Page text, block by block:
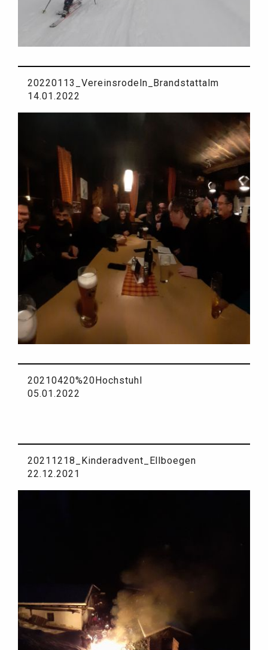
20220113_Vereinsrodeln_Brandstattalm
14.01.2022
20210420%20Hochstuhl
05.01.2022
20211218_Kinderadvent_Ellboegen
22.12.2021